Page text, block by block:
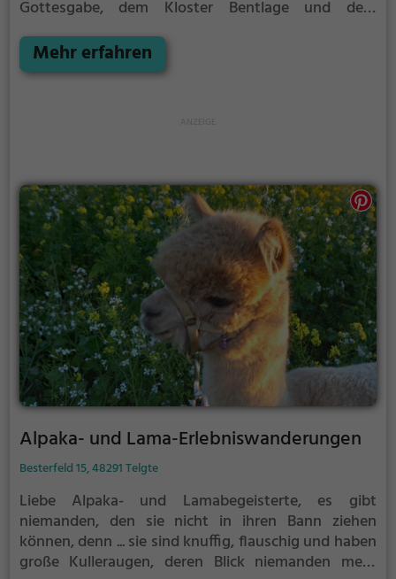
Gottesgabe, dem Kloster Bentlage und dem
Naherholungsgebiet. Der Zoo hat eine Fläche von 13
Hektar.
Mehr erfahren
Alpaka- und Lama-Erlebniswanderungen
Besterfeld 15, 48291 Telgte
Liebe Alpaka- und Lamabegeisterte, es gibt
niemanden, den sie nicht in ihren Bann ziehen
können, denn ... sie sind knuffig, flauschig und haben
große Kulleraugen, deren Blick niemanden mehr